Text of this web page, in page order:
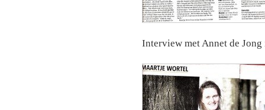
Interview met Annet de